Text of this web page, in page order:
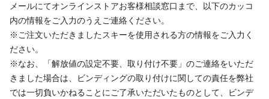
メールにてオンラインストアお客様相談窓口まで、以下のカッコ
内の情報をご入力のうえご連絡ください。
※ご注文いただきましたスキーを使用される方の情報をご入力く
ださい。
※なお、「解放値の設定不要、取り付け不要」のご連絡をいただ
きました場合は、ビンディングの取り付けに関しての責任を弊社
では一切負いかねることにご了承いただいたものとして、ビンデ